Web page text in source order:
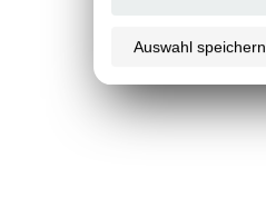
Auswahl speichern